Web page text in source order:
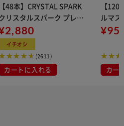
【48本】CRYSTAL SPARK
リスタルスパーク プレー
500ml
イチオシ
(2611)
カートに入れる
【
ルマ
イト 大容量
布
カー